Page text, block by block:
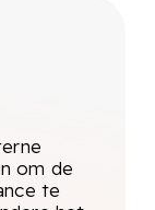
van het
onze
om de
te